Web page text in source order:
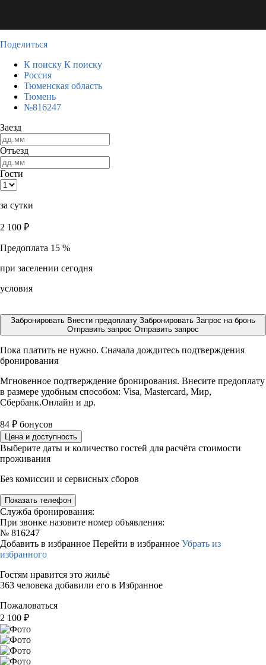
Поделиться
К поиску К поиску
Россия
Тюменская область
Тюмень
№816247
Заезд
Отъезд
Гости
за сутки
2 100 ₽
Предоплата 15 %
при заселении сегодня
условия
Забронировать Внести предоплату Забронировать Запрос на бронь
Отправить запрос Отправить запрос
Пока платить не нужно. Сначала дождитесь подтверждения
бронирования
Мгновенное подтверждение бронирования. Внесите предоплату
в размере удобным способом: Visa, Mastercard, Мир,
Сбербанк.Онлайн и др.
84 ₽ бонусов
Цена и доступность
Выберите даты и количество гостей для расчёта стоимости
проживания
Без комиссии и сервисных сборов
Показать телефон
Служба бронирования:
При звонке назовите номер объявления:
№ 816247
Добавить в избранное Перейти в избранное Убрать из
избранного
Гостям нравится это жильё
363 человека добавили его в Избранное
Пожаловаться
2 100 ₽